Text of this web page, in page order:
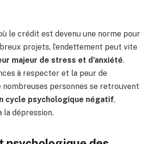
le crédit est devenu une norme pour
projets, l’endettement peut vite
majeur de stress et d’anxiété.
à respecter et la peur de
nombreuses personnes se retrouvent
cycle psychologique négatif,
la dépression.